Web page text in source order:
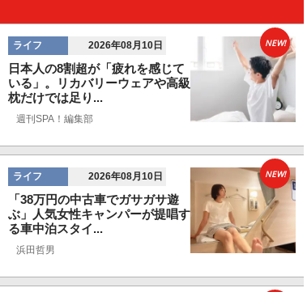
ライフ 2026年08月10日
日本人の8割超が「疲れを感じて
いる」。リカバリーウェアや高級
枕だけでは足り...
週刊SPA！編集部
NEW!
ライフ 2026年08月10日
「38万円の中古車でガサガサ遊
ぶ」人気女性キャンパーが提唱す
る車中泊スタイ...
浜田哲男
NEW!